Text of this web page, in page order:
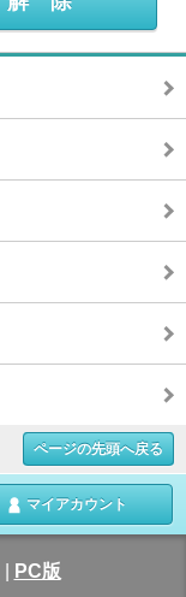
ページの先頭へ戻る
マイアカウント
PC版